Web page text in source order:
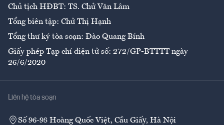
Chủ tịch HĐBT: TS. Chử Văn Lâm
Tổng biên tập: Chử Thị Hạnh
Tổng thư ký tòa soạn: Đào Quang Bính
Giấy phép Tạp chí điện tử số: 272/GP-BTTTT ngày
26/6/2020
Liên hệ tòa soạn
Số 96-98 Hoàng Quốc Việt, Cầu Giấy, Hà Nội